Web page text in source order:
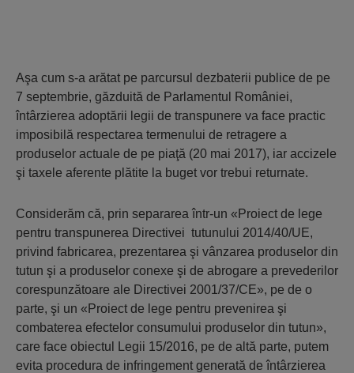
Aşa cum s-a arătat pe parcursul dezbaterii publice de pe
7 septembrie, găzduită de Parlamentul României,
întârzierea adoptării legii de transpunere va face practic
imposibilă respectarea termenului de retragere a
produselor actuale de pe piaţă (20 mai 2017), iar accizele
şi taxele aferente plătite la buget vor trebui returnate.
Considerăm că, prin separarea într-un «Proiect de lege
pentru transpunerea Directivei tutunului 2014/40/UE,
privind fabricarea, prezentarea şi vânzarea produselor din
tutun şi a produselor conexe şi de abrogare a prevederilor
corespunzătoare ale Directivei 2001/37/CE», pe de o
parte, şi un «Proiect de lege pentru prevenirea şi
combaterea efectelor consumului produselor din tutun»,
care face obiectul Legii 15/2016, pe de altă parte, putem
evita procedura de infringement generată de întârzierea